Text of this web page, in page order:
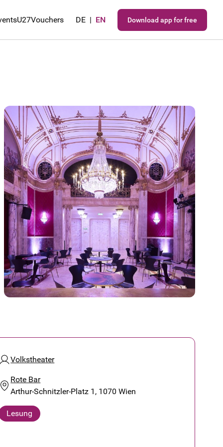
U27Vouchers DE | EN Download app for free
Volkstheater
Rote Bar
Arthur-Schnitzler-Platz 1, 1070 Wien
Lesung